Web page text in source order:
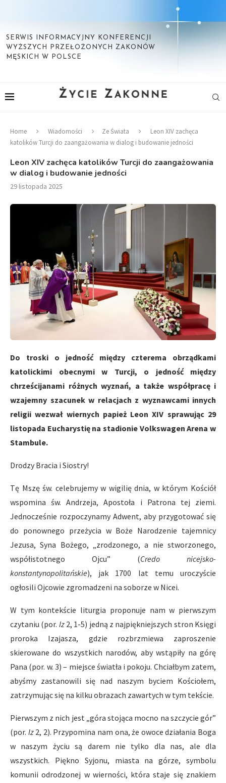
SERWIS INFORMACYJNY KONFERENCJI
WYŻSZYCH PRZEŁOŻONYCH ZAKONÓW
MĘSKICH W POLSCE
Home Wiadomości Ze Świata
Leon XIV zachęca
katolików Turcji do zaangażowania w dialog i budowanie jedności
Leon XIV zachęca katolików Turcji do zaangażowania
w dialog i budowanie jedności
29 listopada 2025
Do troski o jedność między czterema obrządkami
katolickimi obecnymi w Turcji, o jedność między
chrześcijanami różnych wyznań, a także współpracę i
wzajemny szacunek w relacjach z wyznawcami innych
religii wezwał wiernych papież Leon XIV sprawując 29
listopada Eucharystię na stadionie Volkswagen Arena w
Stambule.
Drodzy Bracia i Siostry!
Tę Mszę św. celebrujemy w wigilię dnia, w którym Kościół
wspomina św. Andrzeja, Apostoła i Patrona tej ziemi.
Jednocześnie rozpoczynamy Adwent, aby przygotować się
do ponownego przeżycia w Boże Narodzenie tajemnicy
Jezusa, Syna Bożego, „zrodzonego, a nie stworzonego,
współistotnego Ojcu” (Credo nicejsko-
konstantynopolitańskie), jak 1700 lat temu uroczyście
ogłosili Ojcowie zgromadzeni na soborze w Nicei.
W tym kontekście liturgia proponuje nam w pierwszym
czytaniu (por. Iz 2, 1-5) jedną z najpiękniejszych stron Księgi
proroka Izajasza, gdzie rozbrzmiewa zaproszenie
skierowane do wszystkich narodów, aby wstąpiły na górę
Pana (por. w. 3) – miejsce światła i pokoju. Chciałbym zatem,
abyśmy zastanowili się nad naszym byciem Kościołem,
zatrzymując się na kilku obrazach zawartych w tym tekście.
Pierwszym z nich jest „góra stojąca mocno na szczycie gór”
(por. Iz2, 2). Przypomina nam ona, że owoce działania Boga
w naszym życiu są darem nie tylko dla nas, ale dla
wszystkich. Piękno Syjonu, miasta na górze, symbolu
komunii odrodzonej w wierności, która staje się znakiem